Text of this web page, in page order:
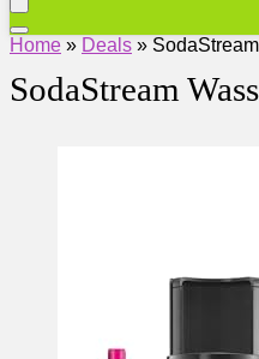
Home » Deals »
SodaStream